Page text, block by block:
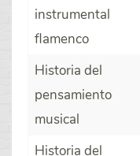
instrumental
flamenco
Historia del
pensamiento
musical
Historia del